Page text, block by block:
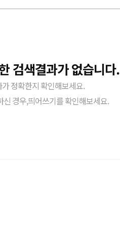
검색결과가 없습니다.
정확한지 확인해보세요.
경우,띄어쓰기를 확인해보세요.